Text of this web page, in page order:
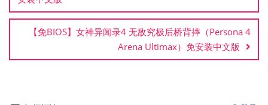
航
【免BIOS】女神异闻录4 无敌究极后桥背摔（Persona 4
Arena Ultimax）免安装中文版